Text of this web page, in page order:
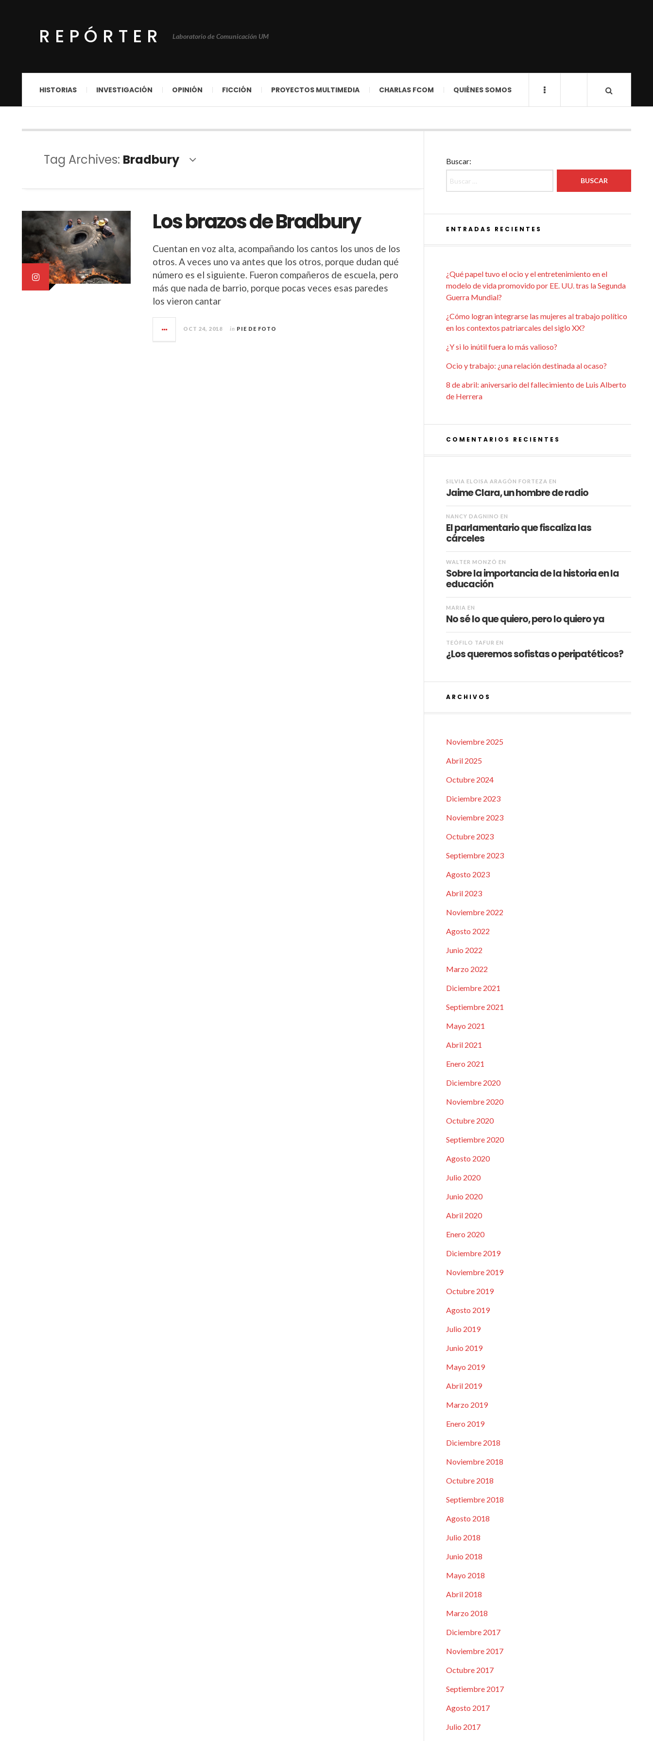
REPÓRTER Laboratorio de Comunicación UM
HISTORIAS INVESTIGACIÓN OPINIÓN FICCIÓN PROYECTOS MULTIMEDIA CHARLAS FCOM QUIÉNES SOMOS
Tag Archives: Bradbury
Los brazos de Bradbury
Cuentan en voz alta, acompañando los cantos los unos de los
otros. A veces uno va antes que los otros, porque dudan qué
número es el siguiente. Fueron compañeros de escuela, pero
más que nada de barrio, porque pocas veces esas paredes
los vieron cantar
OCT 24, 2018 in PIE DE FOTO
Buscar:
ENTRADAS RECIENTES
¿Qué papel tuvo el ocio y el entretenimiento en el
modelo de vida promovido por EE. UU. tras la Segunda
Guerra Mundial?
¿Cómo logran integrarse las mujeres al trabajo político
en los contextos patriarcales del siglo XX?
¿Y si lo inútil fuera lo más valioso?
Ocio y trabajo: ¿una relación destinada al ocaso?
8 de abril: aniversario del fallecimiento de Luis Alberto
de Herrera
COMENTARIOS RECIENTES
SILVIA ELOISA ARAGÓN FORTEZA EN
Jaime Clara, un hombre de radio
NANCY DAGNINO EN
El parlamentario que fiscaliza las
cárceles
WALTER MONZÓ EN
Sobre la importancia de la historia en la
educación
MARIA EN
No sé lo que quiero, pero lo quiero ya
TEÓFILO TAFUR EN
¿Los queremos sofistas o peripatéticos?
ARCHIVOS
Noviembre 2025
Abril 2025
Octubre 2024
Diciembre 2023
Noviembre 2023
Octubre 2023
Septiembre 2023
Agosto 2023
Abril 2023
Noviembre 2022
Agosto 2022
Junio 2022
Marzo 2022
Diciembre 2021
Septiembre 2021
Mayo 2021
Abril 2021
Enero 2021
Diciembre 2020
Noviembre 2020
Octubre 2020
Septiembre 2020
Agosto 2020
Julio 2020
Junio 2020
Abril 2020
Enero 2020
Diciembre 2019
Noviembre 2019
Octubre 2019
Agosto 2019
Julio 2019
Junio 2019
Mayo 2019
Abril 2019
Marzo 2019
Enero 2019
Diciembre 2018
Noviembre 2018
Octubre 2018
Septiembre 2018
Agosto 2018
Julio 2018
Junio 2018
Mayo 2018
Abril 2018
Marzo 2018
Diciembre 2017
Noviembre 2017
Octubre 2017
Septiembre 2017
Agosto 2017
Julio 2017